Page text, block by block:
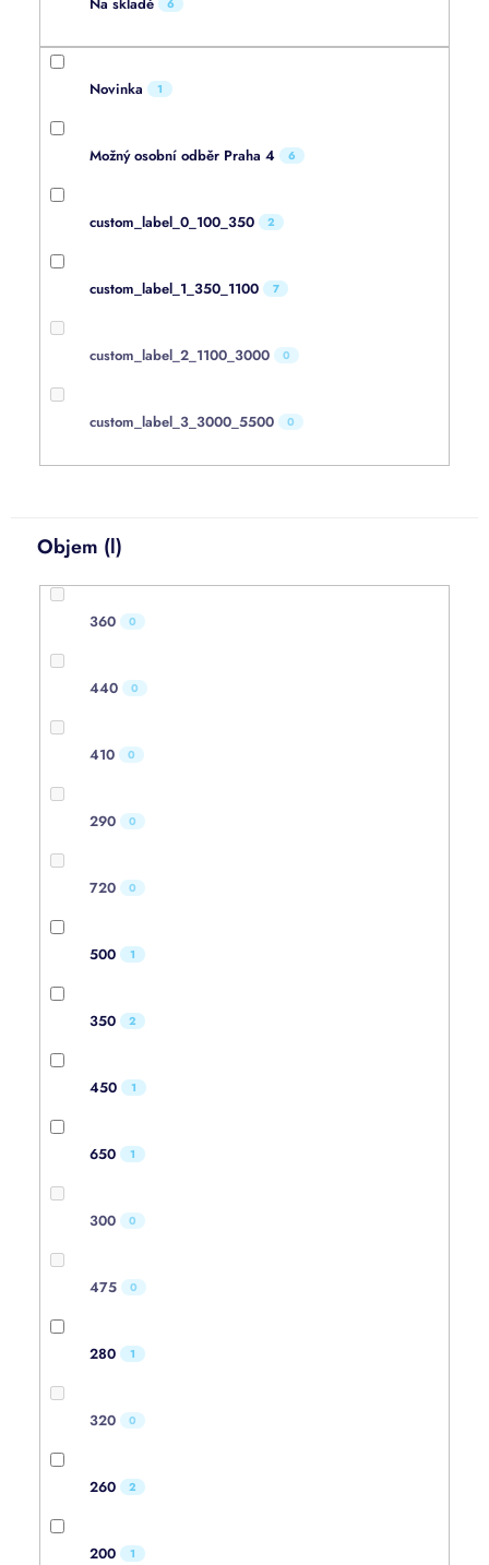
6
Novinka 1
Možný osobní odběr Praha 4 6
custom_label_0_100_350 2
custom_label_1_350_1100 7
custom_label_2_1100_3000 0
custom_label_3_3000_5500 0
Objem (l)
360 0
440 0
410 0
290 0
720 0
500 1
350 2
450 1
650 1
300 0
475 0
280 1
320 0
260 2
200 1